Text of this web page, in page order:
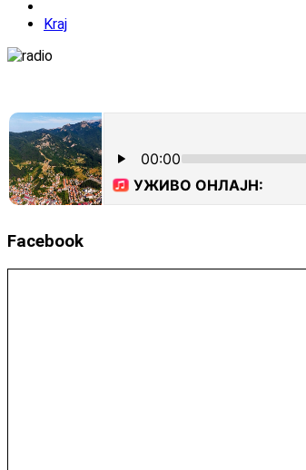
Kraj
Facebook